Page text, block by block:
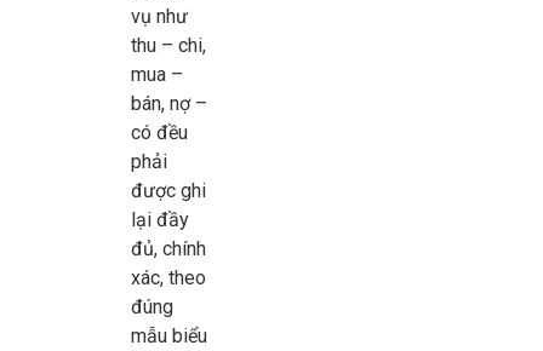
vụ như
thu – chi,
mua –
bán, nợ –
có đều
phải
được ghi
lại đầy
đủ, chính
xác, theo
đúng
mẫu biểu